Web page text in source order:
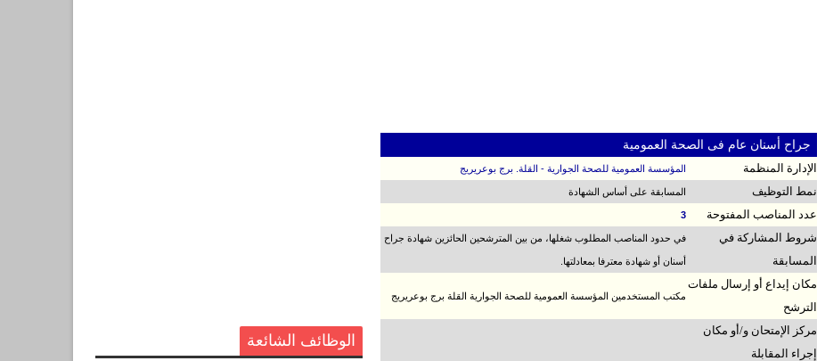
جراح أسنان عام فى الصحة العمومية
الإدارة المنظمة المؤسسة العمومية للصحة الجوارية - القلة. برج بوعريريج
نمط التوظيف المسابقة على أساس الشهادة
عدد المناصب المفتوحة 3
شروط المشاركة في
المسابقة
في حدود المناصب المطلوب شغلها، من بين المترشحين الحائزين شهادة جراح
أسنان أو شهادة معترفا بمعادلتها.
مكان إيداع أو إرسال ملفات
الترشح
مكتب المستخدمين المؤسسة العمومية للصحة الجوارية القلة برج بوعريريج
مركز الإمتحان و/أو مكان
إجراء المقابلة
الوظائف الشائعة